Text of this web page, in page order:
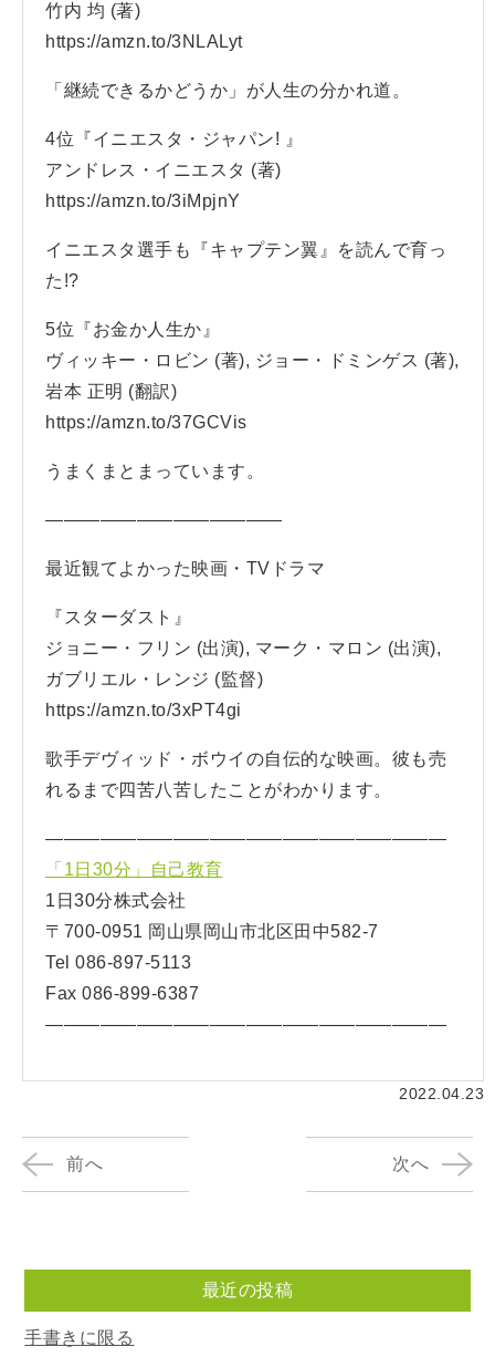
竹内 均 (著)
https://amzn.to/3NLALyt
「継続できるかどうか」が人生の分かれ道。
4位『イニエスタ・ジャパン! 』
アンドレス・イニエスタ (著)
https://amzn.to/3iMpjnY
イニエスタ選手も『キャプテン翼』を読んで育っ
た!?
5位『お金か人生か』
ヴィッキー・ロビン (著), ジョー・ドミンゲス (著),
岩本 正明 (翻訳)
https://amzn.to/37GCVis
うまくまとまっています。
—————————————
最近観てよかった映画・TVドラマ
『スターダスト』
ジョニー・フリン (出演), マーク・マロン (出演),
ガブリエル・レンジ (監督)
https://amzn.to/3xPT4gi
歌手デヴィッド・ボウイの自伝的な映画。彼も売
れるまで四苦八苦したことがわかります。
——————————————————————
「1日30分」自己教育
1日30分株式会社
〒700-0951 岡山県岡山市北区田中582-7
Tel 086-897-5113
Fax 086-899-6387
——————————————————————
2022.04.23
前へ 次へ
最近の投稿
手書きに限る